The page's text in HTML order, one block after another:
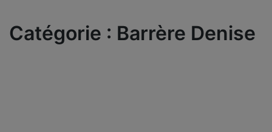
Catégorie : Barrère Denise